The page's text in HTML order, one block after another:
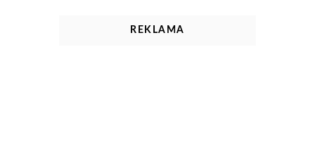
REKLAMA